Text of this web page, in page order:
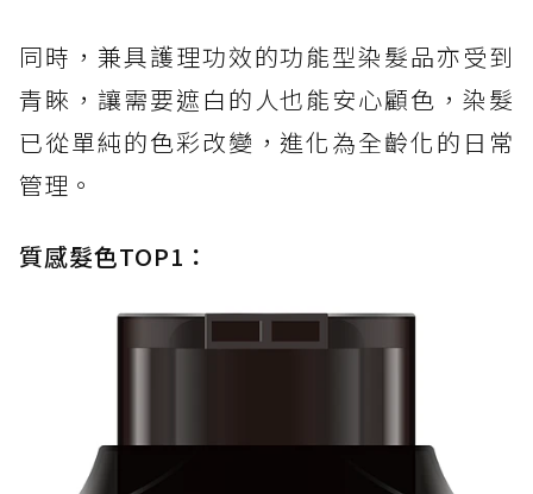
同時，兼具護理功效的功能型染髮品亦受到
青睞，讓需要遮白的人也能安心顧色，染髮
已從單純的色彩改變，進化為全齡化的日常
管理。
質感髮色TOP1：